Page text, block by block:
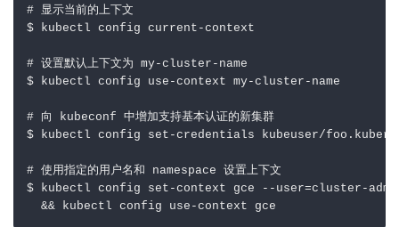
# 显示当前的上下文
$ kubectl config current-context
# 设置默认上下文为 my-cluster-name
$ kubectl config use-context my-cluster-name
# 向 kubeconf 中增加支持基本认证的新集群
$ kubectl config set-credentials kubeuser/
# 使用指定的用户名和 namespace 设置上下文
$ kubectl config set-context gce --user=cluster-
&& kubectl config use-context gce